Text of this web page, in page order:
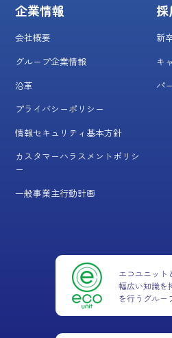
企業情報
会社概要
グループ企業情報
沿革
プライバシーポリシー
情報セキュリティ基本方針
カスタマーハラスメントポリシ
ー
一般事業主行動計画
採
新
キ
パ